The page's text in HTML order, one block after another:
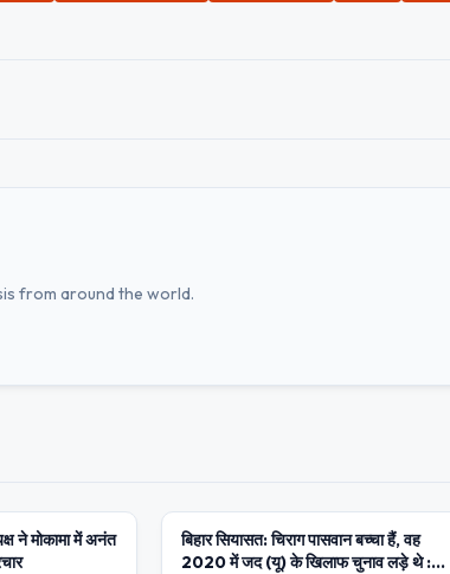
from around the world.
ने मोकामा में अनंत
BIHAR
बिहार सियासत: चिराग पासवान बच्चा हैं, वह
2020 में जद (यू) के खिलाफ चुनाव लड़े थे :